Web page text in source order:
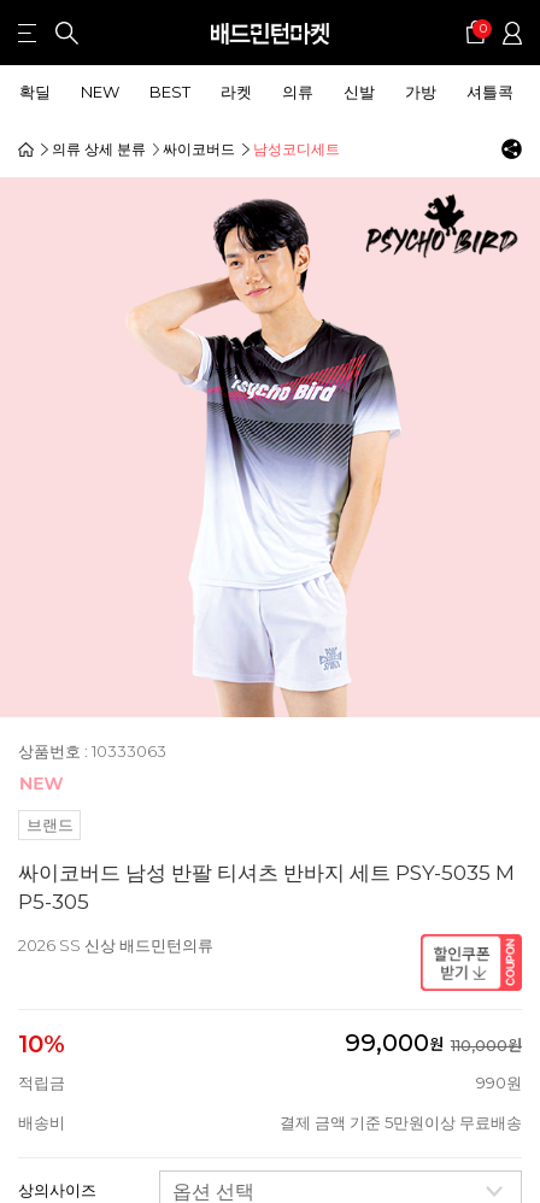
0
확딜 NEW BEST 라켓 의류 신발 가방 셔틀콕
의류 상세 분류 싸이코버드 남성코디세트
상품번호 : 10333063
브랜드
싸이코버드 남성 반팔 티셔츠 반바지 세트 PSY-5035 M
P5-305
2026 SS 신상 배드민턴의류
10% 99,000원 110,000원
적립금
990원
배송비 결제 금액 기준 5만원이상 무료배송
상의사이즈